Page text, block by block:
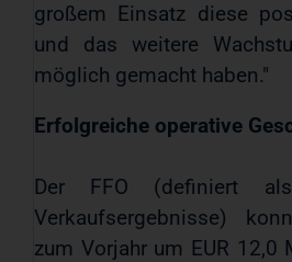
großem Einsatz diese
und das weitere
möglich gemacht haben."
Erfolgreiche operative
Der FFO (definiert
Verkaufsergebnisse)
zum Vorjahr um EUR 12,0